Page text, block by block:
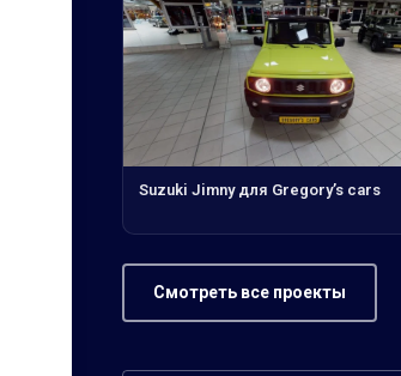
Suzuki Jimny для Gregory’s cars
Смотреть все проекты